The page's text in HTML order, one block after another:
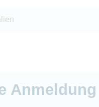
Anmeldung